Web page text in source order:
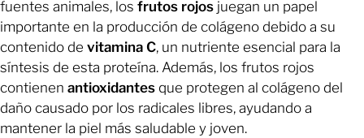
fuentes animales, los frutos rojos juegan un papel
importante en la producción de colágeno debido a su
contenido de vitamina C, un nutriente esencial para la
síntesis de esta proteína. Además, los frutos rojos
contienen antioxidantes que protegen al colágeno del
daño causado por los radicales libres, ayudando a
mantener la piel más saludable y joven.